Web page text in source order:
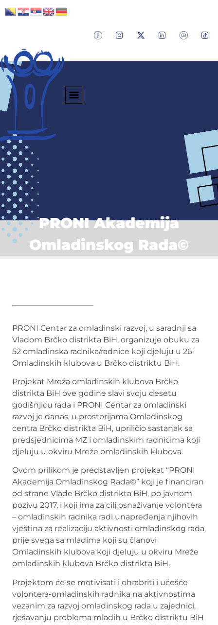
PRONI Akademija
Omladinskog Rada©
PRONI Centar za omladinski razvoj, u saradnji sa
Vladom Brčko distrikta BiH, organizuje obuku za
52 omladinska radnika/radnice koji djeluju u 26
Omladinskih klubova u Brčko distriktu BiH.
Projekat Mreža omladinskih klubova Brčko
distrikta BiH ove godine slavi svoju desetu
godišnjicu rada i PRONI Centar za omladinski
razvoj je danas, u prostorijama Omladinskog
centra Brčko distrikta BiH, upriličio sastanak sa
predsjednicima MZ i omladinskim radnicima koji
djeluju u okviru Mreže omladinskih klubova.
Ovom prilikom je predstavljen projekat “PRONI
Akademija Omladinskog Rada©” koji je financiran
od strane Vlade Brčko distrikta BiH, po javnom
pozivu 2017, i koji ima za cilj osnaživanje volontera
– omladinskih radnika radi unapređenja njihovih
vještina za realizaciju aktivnosti omladinskog rada,
prije svega sa mladima koji su članovi
Omladinskih klubova koji djeluju u okviru Mreže
omladinskih klubova Brčko distrikta BiH.
Projektom će se motivisati i ohrabriti i učešće
volontera-omladinskih radnika na aktivnostima
vezanim za razvoj omladinskog rada u zajednici,
rješavanju problema mladih u Brčko distriktu BiH